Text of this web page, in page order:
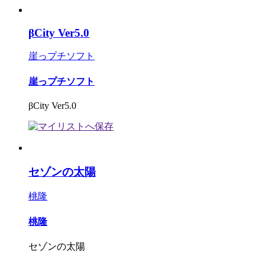
βCity Ver5.0
崖っプチソフト
崖っプチソフト
βCity Ver5.0
セゾンの太陽
桃隆
桃隆
セゾンの太陽